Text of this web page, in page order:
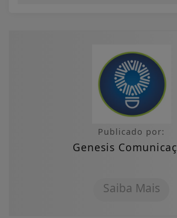
Publicado por:
Genesis
Saiba Mais